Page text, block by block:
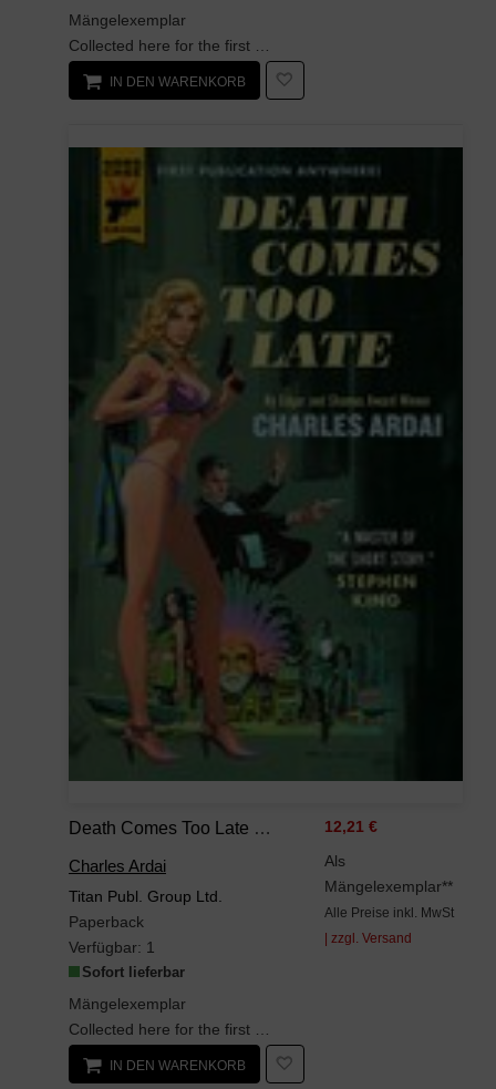
Mängelexemplar
IN DEN WARENKORB
Death Comes Too Late (A Hard Case Crime Book, Band 162)
Charles Ardai
Titan Publ. Group Ltd.
Paperback
Verfügbar: 1
Sofort lieferbar
Mängelexemplar
Collected here for the first time anywhere are the authors 20 finest stories, including his Edga...
12,21 €
Als
Mängelexemplar**
Alle Preise inkl. MwSt
| zzgl. Versand
IN DEN WARENKORB